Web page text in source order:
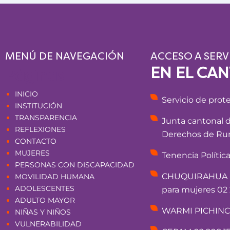
MENÚ DE NAVEGACIÓN
INICIO
INSTITUCIÓN
TRANSPARENCIA
REFLEXIONES
CONTACTO
MUJERES
PERSONAS CON DISCAPACIDAD
MOVILIDAD HUMANA
ADOLESCENTES
ADULTO MAYOR
NIÑAS Y NIÑOS
VULNERABILIDAD
ACCESO A
EN EL
Servicio de
Junta cantonal
Derechos de
Tenencia
para mujeres 02
WARMI